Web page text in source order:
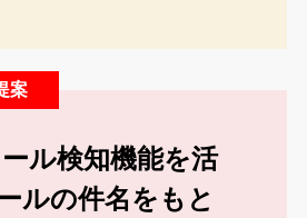
案
ル検知機能を活
ルの件名をもと